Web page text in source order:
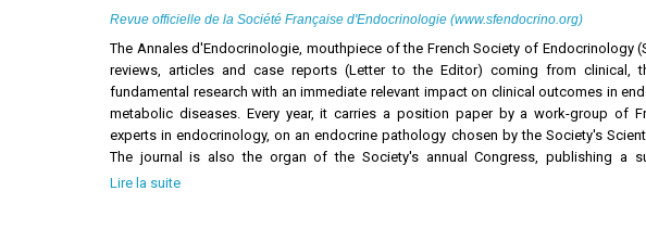
Revue officielle de la Société Française d'Endocrinologie (www.sfendocrino.org)
The Annales d'Endocrinologie, mouthpiece of the French Society of Endocrinology
reviews, articles and case reports (Letter to the Editor) coming from clinical,
fundamental research with an immediate relevant impact on clinical outcomes in
metabolic diseases. Every year, it carries a position paper by a work-group of
experts in endocrinology, on an endocrine pathology chosen by the Society's
The journal is also the organ of the Society's annual Congress, publishing a
symposia, communications and posters. It also includes high levels updated
Lire la suite